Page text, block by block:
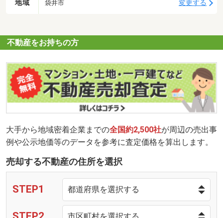
地域 袋井市 変更する
不動産をお持ちの方
大手から地域密着企業までの全国約2,500社が周辺の売出事
例や公示地価等のデータを参考に査定価格を算出します。
売却する不動産の住所を選択
STEP1